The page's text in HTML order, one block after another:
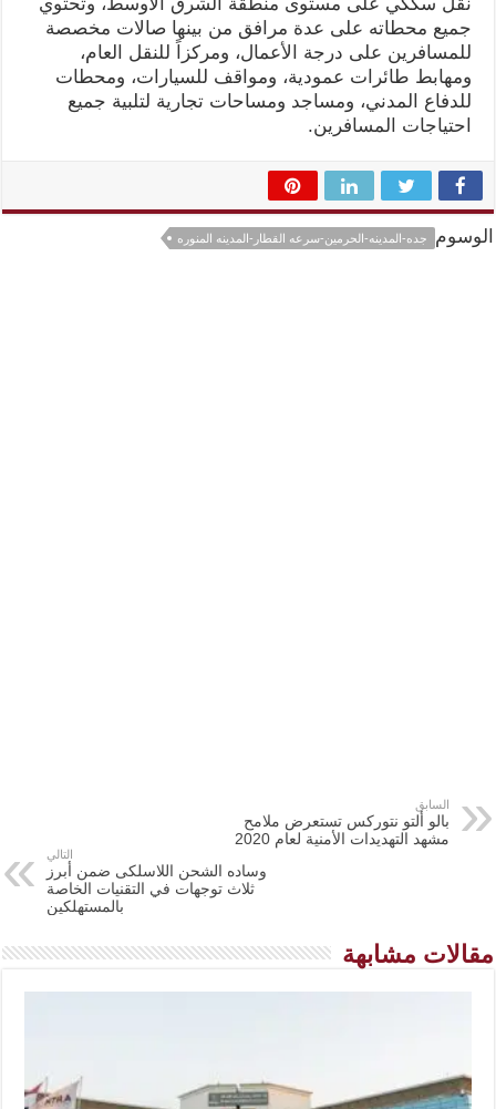
جميع محطاته على عدة مرافق من بينها صالات مخصصة
للمسافرين على درجة الأعمال، ومركزاً للنقل العام،
ومهابط طائرات عمودية، ومواقف للسيارات، ومحطات
للدفاع المدني، ومساجد ومساحات تجارية لتلبية جميع
احتياجات المسافرين.
الوسوم جده-المدينه-الحرمين-سرعه القطار-المدينه المنوره
السابق
بالو ألتو نتوركس تستعرض ملامح
مشهد التهديدات الأمنية لعام 2020
التالي
وساده الشحن اللاسلكى ضمن أبرز
ثلاث توجهات في التقنيات الخاصة
بالمستهلكين
مقالات مشابهة